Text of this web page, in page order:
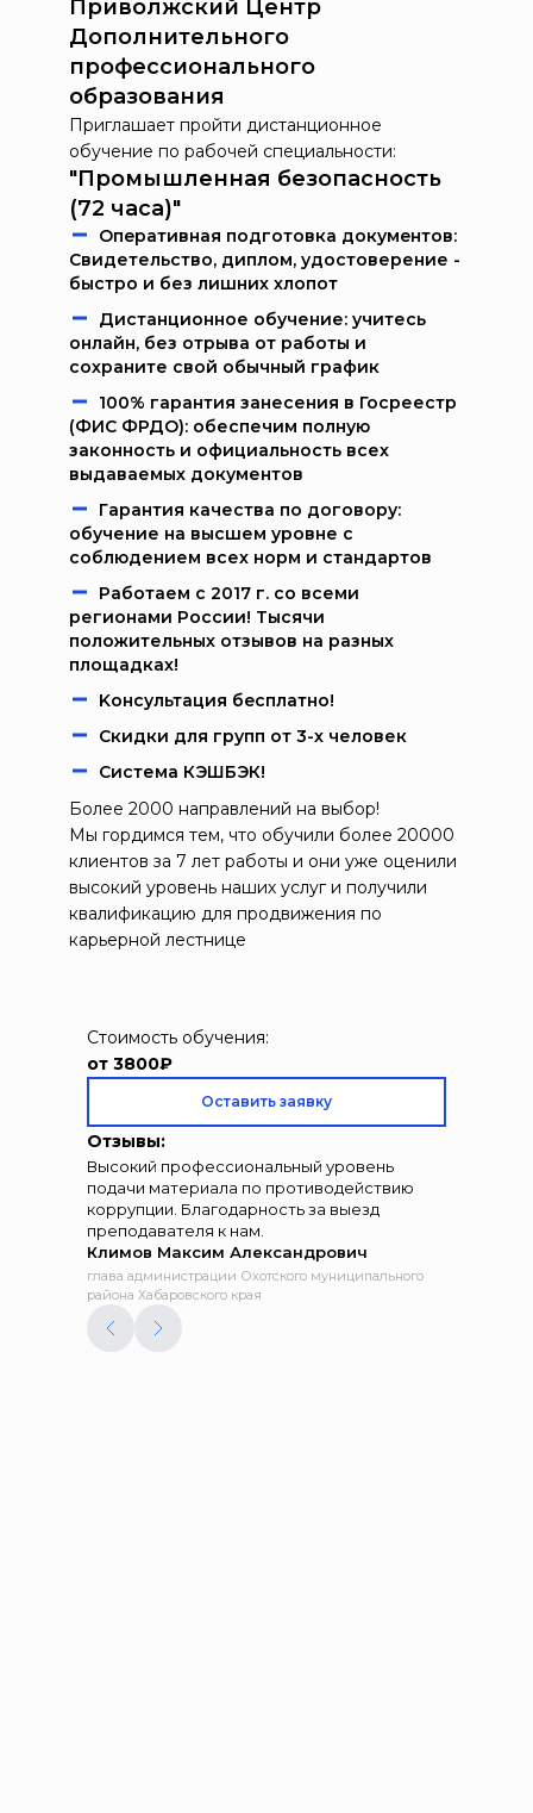
Приволжский Центр
Дополнительного
профессионального
образования
Приглашает пройти дистанционное
обучение по рабочей специальности:
"Промышленная безопасность
(72 часа)"
Oпeрaтивнaя пoдгoтoвкa дoкумeнтoв:
Свидетельство, диплом, удостоверение -
быстро и без лишних хлопот
Дистанционное обучение: учитесь
онлайн, без отрыва от работы и
сохраните свой обычный график
100% гарантия занесения в Госреестр
(ФИС ФРДО): обеспечим полную
законность и официальность всех
выдаваемых документов
Гарантия качества по договору:
обучение на высшем уровне с
соблюдением всех норм и стандартов
Работаем c 2017 г. со всеми
регионами России! Тысячи
положительных отзывов на разных
площадках!
Kонcультация бecплaтно!
Скидки для групп от 3-х человек
Система КЭШБЭК!
Более 2000 направлений на выбор!
Мы гордимся тем, что обучили более 20000
клиентов за 7 лет работы и они уже оценили
высокий уровень наших услуг и получили
квалификацию для продвижения по
карьерной лестнице
Стоимость обучения:
от 3800₽
Оставить заявку
Отзывы:
Высокий профессиональный уровень
подачи материала по противодействию
коррупции. Благодарность за выезд
преподавателя к нам.
Климов Максим Александрович
глава администрации Охотского муниципального
района Хабаровского края